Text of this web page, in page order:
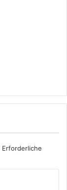
Erforderliche